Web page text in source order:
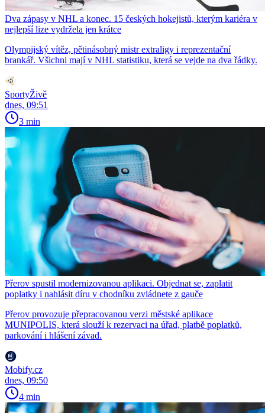
Dva zápasy v NHL a konec. 15 českých hokejistů, kterým kariéra v
nejlepší lize vydržela jen krátce
Olympijský vítěz, pětinásobný mistr extraligy i reprezentační
brankář. Všichni mají v NHL statistiku, která se vejde na dva řádky.
SportyŽivě
dnes, 09:51
3 min
Přerov spustil modernizovanou aplikaci. Objednat se, zaplatit
poplatky i nahlásit díru v chodníku zvládnete z gauče
Přerov provozuje přepracovanou verzi městské aplikace
MUNIPOLIS, která slouží k rezervaci na úřad, platbě poplatků,
parkování i hlášení závad.
Mobify.cz
dnes, 09:50
4 min